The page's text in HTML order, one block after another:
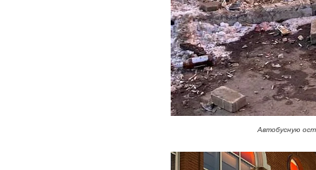
Автобусную